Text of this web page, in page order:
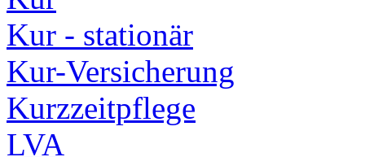
Kur - stationär
Kur-Versicherung
Kurzzeitpflege
LVA